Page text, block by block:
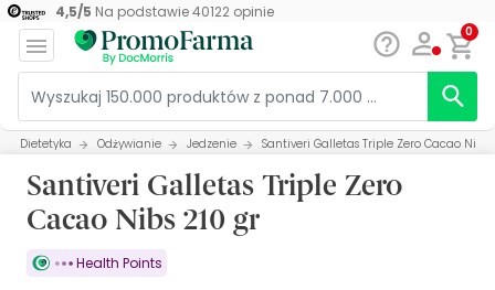
4,5/5 Na podstawie40122opinie
0
Dietetyka Odżywianie Jedzenie Santiveri Galletas Triple Zero Cacao Nibs
Santiveri Galletas Triple Zero
Cacao Nibs 210 gr
Health Points